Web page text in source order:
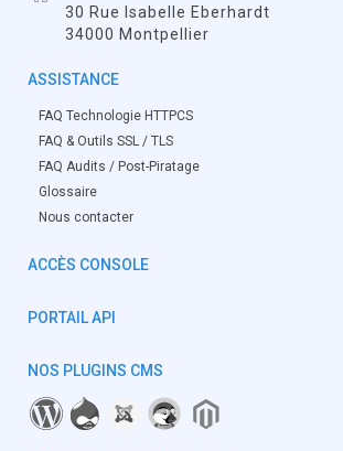
30 Rue Isabelle Eberhardt
34000 Montpellier
ASSISTANCE
FAQ Technologie HTTPCS
FAQ & Outils SSL / TLS
FAQ Audits / Post-Piratage
Glossaire
Nous contacter
ACCÈS CONSOLE
PORTAIL API
NOS PLUGINS CMS